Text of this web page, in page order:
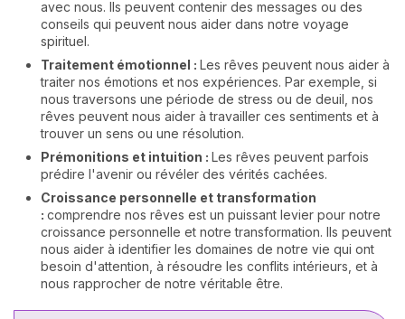
avec nous. Ils peuvent contenir des messages ou des
conseils qui peuvent nous aider dans notre voyage
spirituel.
Traitement émotionnel : Les rêves peuvent nous aider à
traiter nos émotions et nos expériences. Par exemple, si
nous traversons une période de stress ou de deuil, nos
rêves peuvent nous aider à travailler ces sentiments et à
trouver un sens ou une résolution.
Prémonitions et intuition : Les rêves peuvent parfois
prédire l'avenir ou révéler des vérités cachées.
Croissance personnelle et transformation
: comprendre nos rêves est un puissant levier pour notre
croissance personnelle et notre transformation. Ils peuvent
nous aider à identifier les domaines de notre vie qui ont
besoin d'attention, à résoudre les conflits intérieurs, et à
nous rapprocher de notre véritable être.